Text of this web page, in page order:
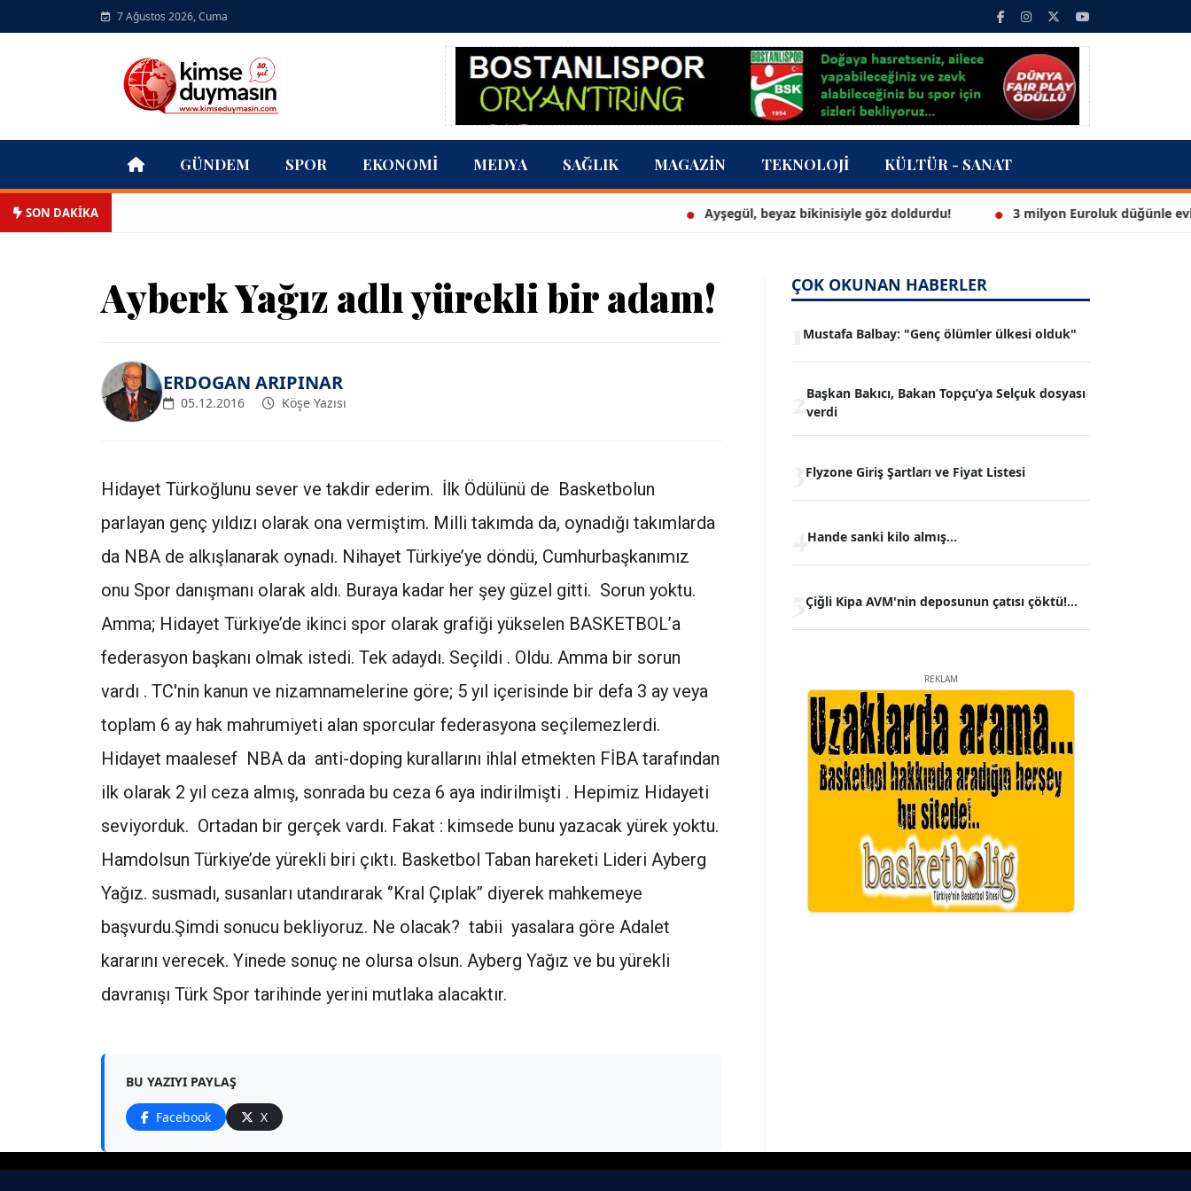
7 Ağustos 2026, Cuma
GÜNDEM SPOR EKONOMI MEDYA SAĞLIK MAGAZIN TEKNOLOJI KÜLTÜR - SANAT
SON DAKİKA Ayşegül, beyaz bikinisiyle göz doldurdu! 3 milyon Euroluk düğünle
Ayberk Yağız adlı yürekli bir adam!
ERDOGAN ARIPINAR
05.12.2016 Köşe Yazısı
Hidayet Türkoğlunu sever ve takdir ederim. İlk Ödülünü de Basketbolun
parlayan genç yıldızı olarak ona vermiştim. Milli takımda da, oynadığı takımlarda
da NBA de alkışlanarak oynadı. Nihayet Türkiye’ye döndü, Cumhurbaşkanımız
onu Spor danışmanı olarak aldı. Buraya kadar her şey güzel gitti. Sorun yoktu.
Amma; Hidayet Türkiye’de ikinci spor olarak grafiği yükselen BASKETBOL’a
federasyon başkanı olmak istedi. Tek adaydı. Seçildi . Oldu. Amma bir sorun
vardı . TC'nin kanun ve nizamnamelerine göre; 5 yıl içerisinde bir defa 3 ay veya
toplam 6 ay hak mahrumiyeti alan sporcular federasyona seçilemezlerdi.
Hidayet maalesef NBA da anti-doping kurallarını ihlal etmekten FİBA tarafından
ilk olarak 2 yıl ceza almış, sonrada bu ceza 6 aya indirilmişti . Hepimiz Hidayeti
seviyorduk. Ortadan bir gerçek vardı. Fakat : kimsede bunu yazacak yürek yoktu.
Hamdolsun Türkiye’de yürekli biri çıktı. Basketbol Taban hareketi Lideri Ayberg
Yağız. susmadı, susanları utandırarak ‘’Kral Çıplak’’ diyerek mahkemeye
başvurdu.Şimdi sonucu bekliyoruz. Ne olacak? tabii yasalara göre Adalet
kararını verecek. Yinede sonuç ne olursa olsun. Ayberg Yağız ve bu yürekli
davranışı Türk Spor tarihinde yerini mutlaka alacaktır.
BU YAZIYI PAYLAŞ
Facebook X
ÇOK OKUNAN HABERLER
Mustafa Balbay: "Genç ölümler ülkesi olduk"
Başkan Bakıcı, Bakan Topçu’ya Selçuk dosyası
verdi
Flyzone Giriş Şartları ve Fiyat Listesi
Hande sanki kilo almış...
Çiğli Kipa AVM'nin deposunun çatısı çöktü!...
REKLAM